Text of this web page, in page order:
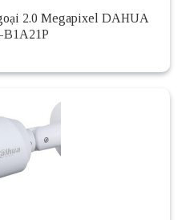
2.0 Megapixel DAHUA